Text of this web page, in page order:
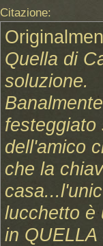
Citazione:
Quella di
soluzione.
festeggiato
dell'amico
che la
lucchetto è
in